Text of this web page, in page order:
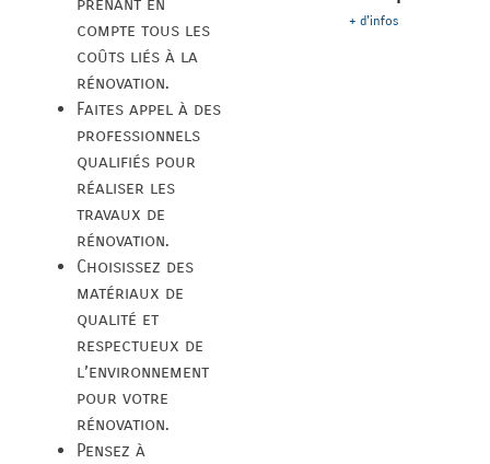
compte tous les
coûts liés à la
rénovation.
Faites appel à des
professionnels
qualifiés pour
réaliser les
travaux de
rénovation.
Choisissez des
matériaux de
qualité et
respectueux de
l’environnement
pour votre
rénovation.
Pensez à
+ d'infos